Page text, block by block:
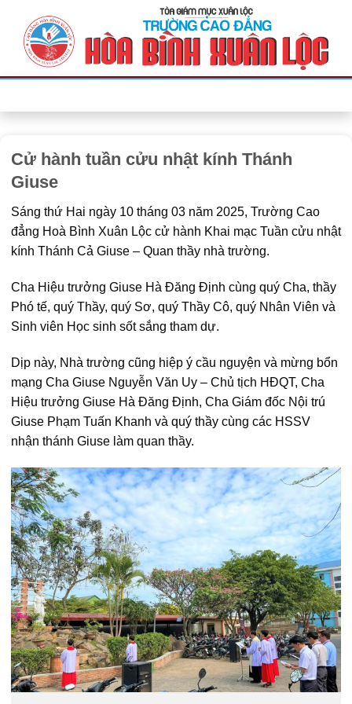
Cử hành tuần cửu nhật kính Thánh
Giuse
Sáng thứ Hai ngày 10 tháng 03 năm 2025, Trường Cao
đẳng Hoà Bình Xuân Lộc cử hành Khai mạc Tuần cửu nhật
kính Thánh Cả Giuse – Quan thầy nhà trường.
Cha Hiệu trưởng Giuse Hà Đăng Định cùng quý Cha, thầy
Phó tế, quý Thầy, quý Sơ, quý Thầy Cô, quý Nhân Viên và
Sinh viên Học sinh sốt sắng tham dự.
Dịp này, Nhà trường cũng hiệp ý cầu nguyện và mừng bổn
mạng Cha Giuse Nguyễn Văn Uy – Chủ tịch HĐQT, Cha
Hiệu trưởng Giuse Hà Đăng Định, Cha Giám đốc Nội trú
Giuse Phạm Tuấn Khanh và quý thầy cùng các HSSV
nhận thánh Giuse làm quan thầy.